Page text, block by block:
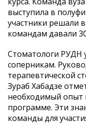
выступила в
участники решали
командам давали
Стоматологи РУДН
соперникам.
терапевтической
Зураб Хабадзе
необходимый опыт
программе. Эти
команды для